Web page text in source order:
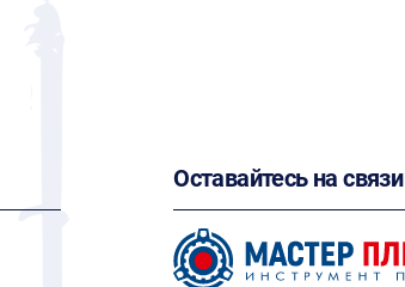
Оставайтесь на связи